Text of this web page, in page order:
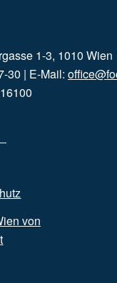
1-3, 1010 Wien
30 | E-Mail:
von